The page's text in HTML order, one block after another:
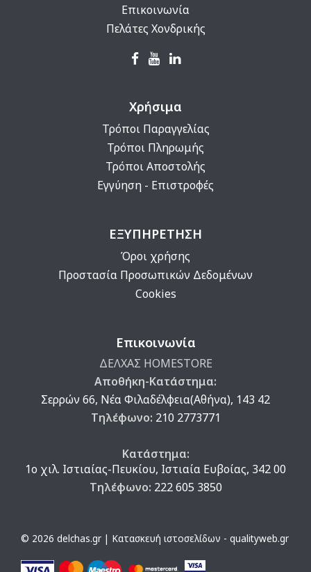
Επικοινωνία
Πελάτες Χονδρικής
Χρήσιμα
Τρόποι Παραγγελίας
Τρόποι Πληρωμής
Τρόποι Αποστολής
Εγγύηση - Επιστροφές
ΕΞΥΠΗΡΕΤΗΣΗ
Όροι χρήσης
Προστασία Προσωπικών Δεδομένων
Cookies
Επικοινωνία
ΔΕΛΧΑΣ HOMESTORE
Αποθήκη-Κατάστημα:
Σερρών 66, Νέα Φιλαδέλφεια(Αθήνα), 143 42
Τηλέφωνο: 210 2773771
Κατάστημα:
1ο χιλ. Ιστιαίας-Πευκίου, Ιστιαία Ευβοίας, 342 00
Τηλέφωνο: 222 605 3850
© 2026 delchas.gr | Κατασκευή ιστοσελίδων - qualityweb.gr